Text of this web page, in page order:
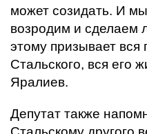
может созидать. И
возродим и сделаем
этому призывает
Стальского, вся его
Яралиев.
Депутат также